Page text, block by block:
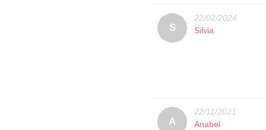
S
22/02/2024
Silvia
A
22/11/2021
Anabel